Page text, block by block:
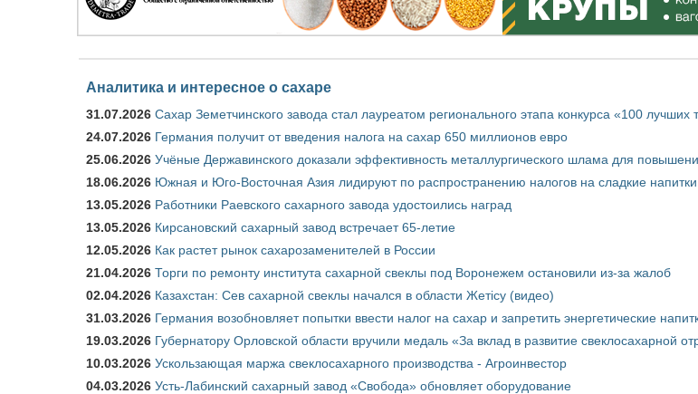
Аналитика и интересное о сахаре
31.07.2026 Сахар Земетчинского завода стал лауреатом регионального этапа конкурса «100 лучших
24.07.2026 Германия получит от введения налога на сахар 650 миллионов евро
25.06.2026 Учёные Державинского доказали эффективность металлургического шлама для
18.06.2026 Южная и Юго-Восточная Азия лидируют по распространению налогов на сладкие напитки
13.05.2026 Работники Раевского сахарного завода удостоились наград
13.05.2026 Кирсановский сахарный завод встречает 65-летие
12.05.2026 Как растет рынок сахарозаменителей в России
21.04.2026 Торги по ремонту института сахарной свеклы под Воронежем остановили из-за жалоб
02.04.2026 Казахстан: Сев сахарной свеклы начался в области Жетісу (видео)
31.03.2026 Германия возобновляет попытки ввести налог на сахар и запретить энергетические
19.03.2026 Губернатору Орловской области вручили медаль «За вклад в развитие свеклосахарной
10.03.2026 Ускользающая маржа свеклосахарного производства - Агроинвестор
04.03.2026 Усть-Лабинский сахарный завод «Свобода» обновляет оборудование